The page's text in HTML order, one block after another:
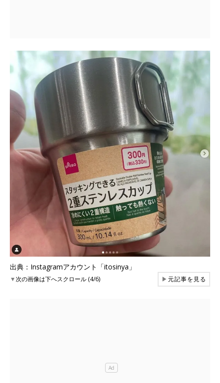
出典：Instagramアカウント「itosinya」
▼次の画像は下へスクロール (4/6) ▶元記事を見る